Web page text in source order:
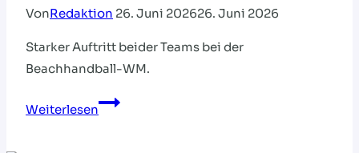
VonRedaktion 26. Juni 202626. Juni 2026
Starker Auftritt beider Teams bei der
Beachhandball-WM.
Weiterlesen
Männer